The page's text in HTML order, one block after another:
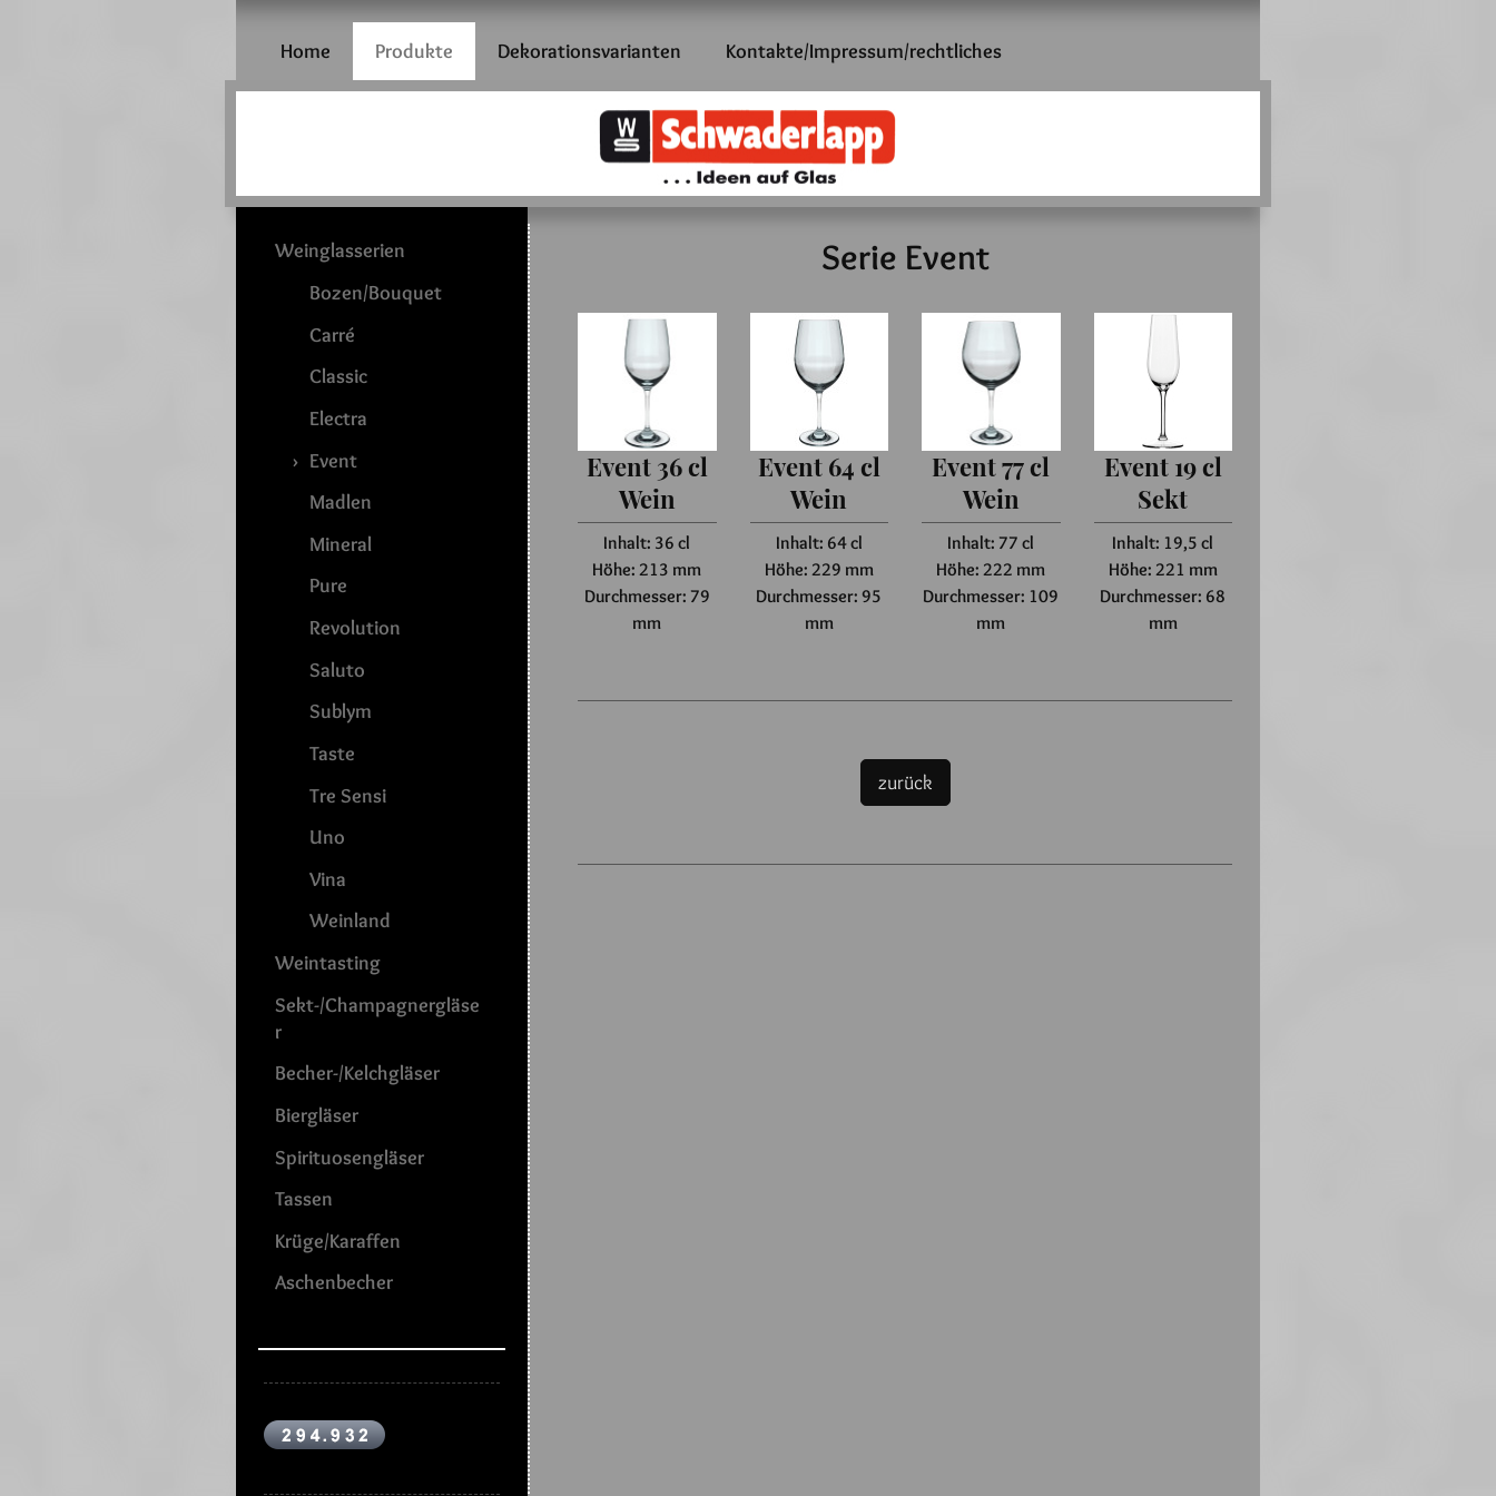
Home Produkte Dekorationsvarianten Kontakte/Impressum/rechtliches
Serie Event
Event 36 cl
Wein
Inhalt: 36 cl
Höhe: 213 mm
Durchmesser: 79
mm
Event 64 cl
Wein
Inhalt: 64 cl
Höhe: 229 mm
Durchmesser: 95
mm
Event 77 cl
Wein
Inhalt: 77 cl
Höhe: 222 mm
Durchmesser: 109
mm
Event 19 cl
Sekt
Inhalt: 19,5 cl
Höhe: 221 mm
Durchmesser: 68
mm
zurück
Weinglasserien
Bozen/Bouquet
Carré
Classic
Electra
Event
Madlen
Mineral
Pure
Revolution
Saluto
Sublym
Taste
Tre Sensi
Uno
Vina
Weinland
Weintasting
Sekt-/Champagnergläse
r
Becher-/Kelchgläser
Biergläser
Spirituosengläser
Tassen
Krüge/Karaffen
Aschenbecher